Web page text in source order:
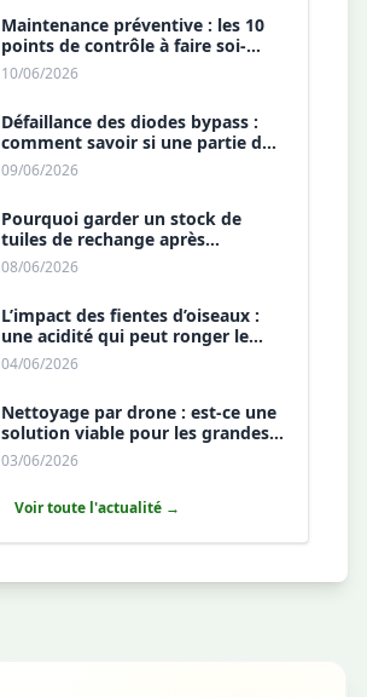
Maintenance préventive : les 10
points de contrôle à faire soi-
même chaque année.
10/06/2026
Défaillance des diodes bypass :
comment savoir si une partie de
votre panneau est morte ?
09/06/2026
Pourquoi garder un stock de
tuiles de rechange après
l’installation est une sécurité ?
08/06/2026
L’impact des fientes d’oiseaux :
une acidité qui peut ronger le
revêtement antireflet ?
04/06/2026
Nettoyage par drone : est-ce une
solution viable pour les grandes
toitures agricoles ?
03/06/2026
Voir toute l'actualité →